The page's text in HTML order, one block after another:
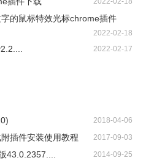
的鼠标特效光标chrome插件
2022-02-18
2022-02-17
2018-04-06
插件安装使用教程 2017-09-03
43.0.2357.... 2014-09-25